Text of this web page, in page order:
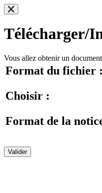
Télécharger/
Vous allez obtenir un
Format du fichier :
Choisir :
Format de la